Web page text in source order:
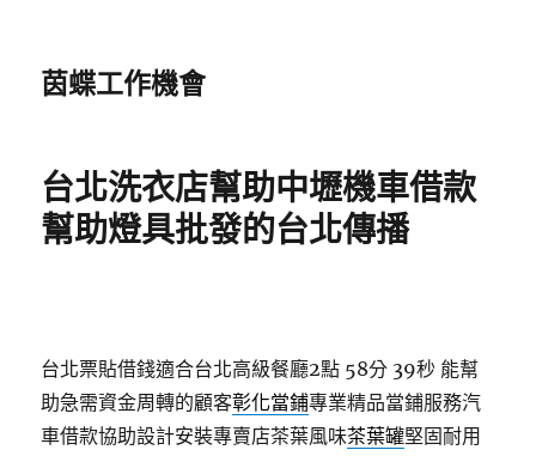
茵蝶工作機會
台北洗衣店幫助中壢機車借款
幫助燈具批發的台北傳播
台北票貼借錢適合台北高級餐廳2點 58分 39秒 能幫
助急需資金周轉的顧客彰化當鋪專業精品當鋪服務汽
車借款協助設計安裝專賣店茶葉風味茶葉罐堅固耐用